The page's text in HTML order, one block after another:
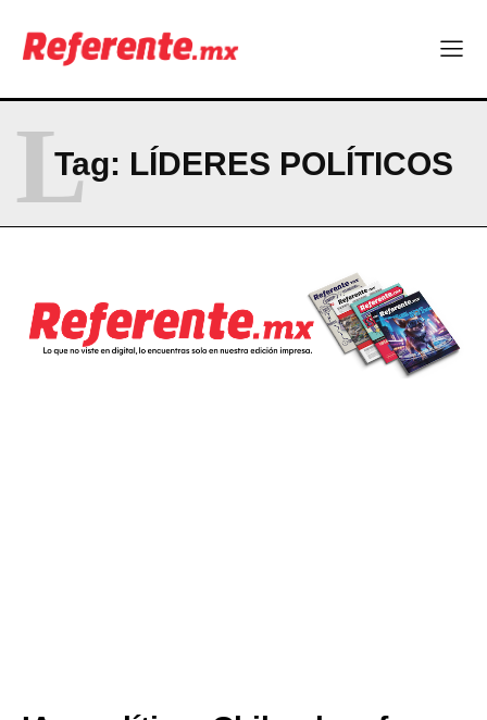
Company
ABOUT
CONTACT
PRIVACY POLICY
Tag: LÍDERES POLÍTICOS
L